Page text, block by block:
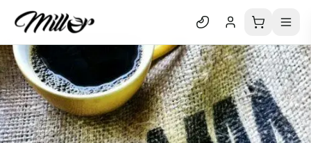
Блог
О нас
Отзывы